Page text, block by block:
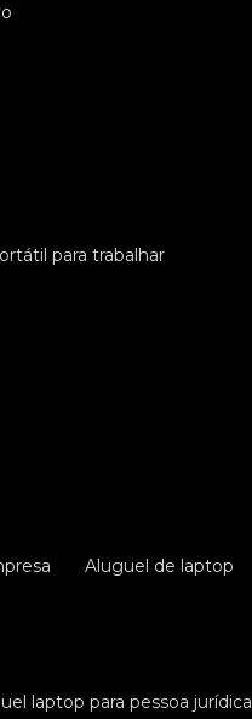
para trabalhar
aluguel de laptop
laptop para pessoa jurídica